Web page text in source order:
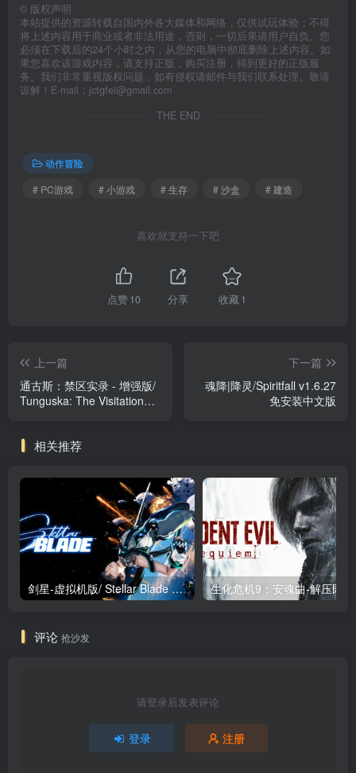
© 版权声明
本站提供的资源转载自国内外各大媒体和网络，仅供试玩体验；不得
将上述内容用于商业或者非法用途，否则，一切后果请用户自负。您
必须在下载后的24个小时之内，从您的电脑中彻底删除上述内容。如
果您喜欢该游戏内容，请支持正版，购买注册，得到更好的正版服
务。我们非常重视版权问题，如有侵权请邮件与我们联系处理。敬请
谅解！E-mail：jctgfei@gmail.com
THE END
动作冒险
# PC游戏
# 小游戏 # 生存 # 沙盒 # 建造
喜欢就支持一下吧
点赞10 分享 收藏 1
上一篇
通古斯：禁区实录 - 增强版/
Tunguska: The Visitation
下一篇
魂降|降灵/Spiritfall v1.6.27
免安装中文版
相关推荐
剑星-虚拟机版/ Stellar Blade v1.4.1|Build.19963153 终极版新补丁 送修改器 免安装中文版
评论 抢沙发
请登录后发表评论
登录 注册